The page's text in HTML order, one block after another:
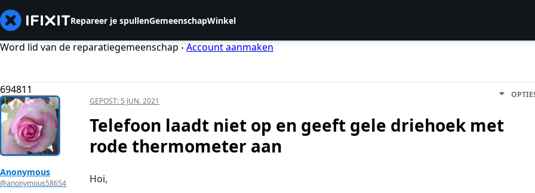
Repareer je spullenGemeenschapWinkel
Word lid van de reparatiegemeenschap -Account aanmaken
694811
Anonymous
@anonymous58654
GEPOST: 5 JUN. 2021
Telefoon laadt niet op en geeft gele driehoek met
rode thermometer aan
Hoi,